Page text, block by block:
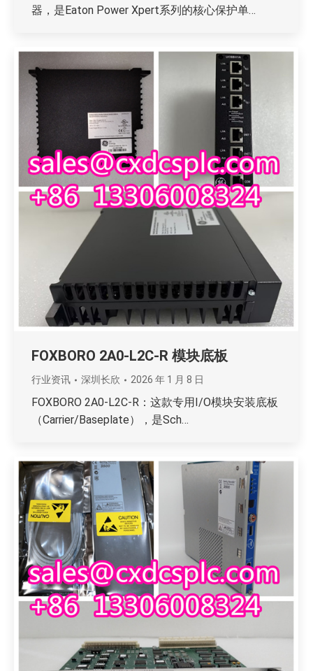
器，是Eaton Power Xpert系列的核心保护单…
FOXBORO 2A0-L2C-R 模块底板
行业资讯 深圳长欣 2026 年 1 月 8 日
FOXBORO 2A0-L2C-R：这款专用I/O模块安装底板
（Carrier/Baseplate），是Sch…